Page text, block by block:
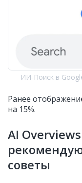
ИИ‑Поиск в
Ранее
на 15%.
AI
советы